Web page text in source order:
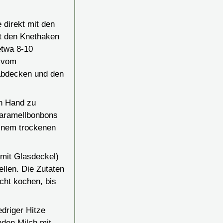
direkt mit den
den Knethaken
8-10
und den
Hand zu
trockenen
Glasdeckel)
Die Zutaten
kochen, bis
Hitze